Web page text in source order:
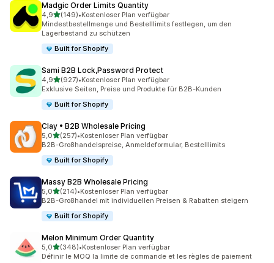
Madgic Order Limits Quantity
4,9von 5 Sternen
(149)
149 Rezensionen insgesamt
•Kostenloser Plan verfügbar
Mindestbestellmenge und Bestelllimits festlegen, um den
Lagerbestand zu schützen
Built for Shopify
Sami B2B Lock,Password Protect
4,9von 5 Sternen
(927)
927 Rezensionen insgesamt
•Kostenloser Plan verfügbar
Exklusive Seiten, Preise und Produkte für B2B-Kunden
Built for Shopify
Clay • B2B Wholesale Pricing
5,0von 5 Sternen
(257)
257 Rezensionen insgesamt
•Kostenloser Plan verfügbar
B2B-Großhandelspreise, Anmeldeformular, Bestelllimits
Built for Shopify
Massy B2B Wholesale Pricing
5,0von 5 Sternen
(214)
214 Rezensionen insgesamt
•Kostenloser Plan verfügbar
B2B-Großhandel mit individuellen Preisen & Rabatten steigern
Built for Shopify
Melon Minimum Order Quantity
5,0von 5 Sternen
(348)
348 Rezensionen insgesamt
•Kostenloser Plan verfügbar
Définir le MOQ la limite de commande et les règles de paiement